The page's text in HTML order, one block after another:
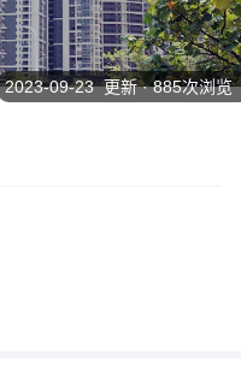
2023-09-23 更新 · 885次浏览